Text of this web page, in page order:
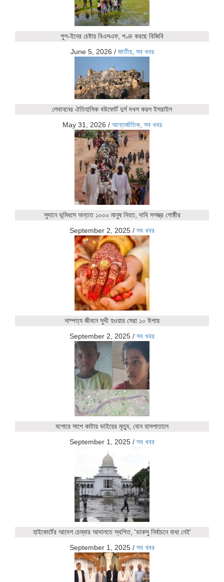
পুশ-ইনের চেষ্টায় বিএসএফ, পণ্ড করছে বিজিবি
June 5, 2026 / জাতীয়, সব খবর
লেবাননের ঐতিহাসিক বউফোর্ট দুর্গ দখল করল ইসরাইল
May 31, 2026 / আন্তর্জাতিক, সব খবর
সুদানে ভূমিধসে অন্তত ১০০০ মানুষ নিহত, দাবি সশস্ত্র গোষ্ঠীর
September 2, 2025 / সব খবর
দাম্পত্য জীবনে সুখী হওয়ার সেরা ১০ উপায়
September 2, 2025 / সব খবর
যশোরে সাপে কাটায় ভাইয়ের মৃত্যু, বোন হাসপাতালে
September 1, 2025 / সব খবর
হাইকোর্টের আদেশ চেম্বার আদালতে স্থগিত, 'ডাকসু নির্বাচনে বাধা নেই'
September 1, 2025 / সব খবর